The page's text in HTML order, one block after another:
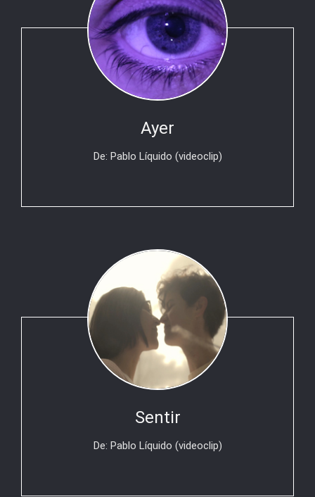
Ayer
De: Pablo Líquido (videoclip)
Sentir
De: Pablo Líquido (videoclip)